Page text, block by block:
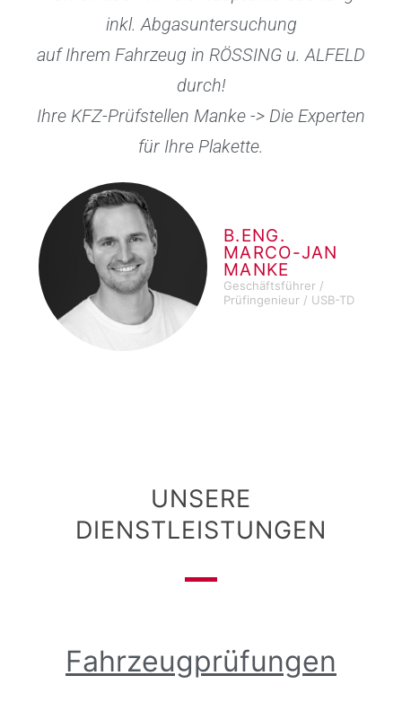
inkl. Abgasuntersuchung
auf Ihrem Fahrzeug in RÖSSING u. ALFELD
durch!
Ihre KFZ-Prüfstellen Manke -> Die Experten
für Ihre Plakette.
B.ENG.
MARCO-JAN
MANKE
Geschäftsführer /
Prüfingenieur / USB-TD
UNSERE
DIENSTLEISTUNGEN
Fahrzeugprüfungen